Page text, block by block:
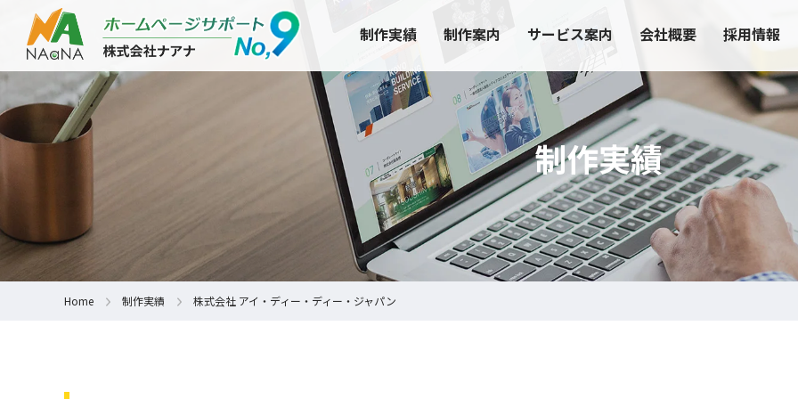
制作実績 制作案内 サービス案内 会社概要 採用情報
制作実績
Home 制作実績 株式会社 アイ・ディー・ディー・ジャパン